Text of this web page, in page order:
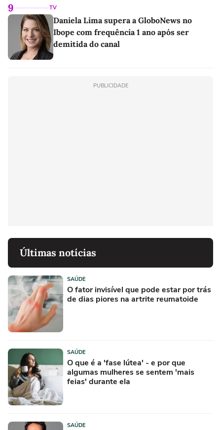
9 TV
Daniela Lima supera a GloboNews no
Ibope com frequência 1 ano após ser
demitida do canal
PUBLICIDADE
Últimas notícias
SAÚDE
O fator invisível que pode estar por trás
de dias piores na artrite reumatoide
SAÚDE
O que é a 'fase lútea' - e por que
algumas mulheres se sentem 'mais
feias' durante ela
SAÚDE